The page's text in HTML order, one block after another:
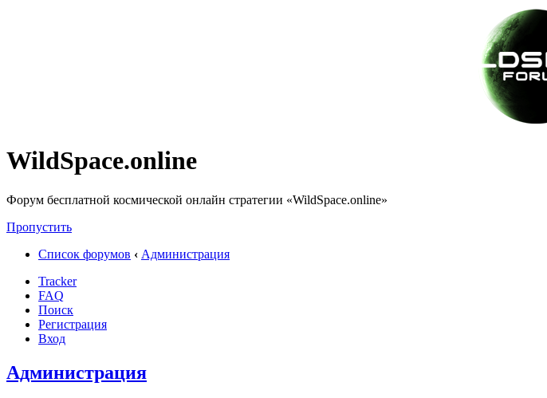
WildSpace.online
Форум бесплатной космической онлайн стратегии «WildSpace.online»
Пропустить
Список форумов ‹ Администрация
Tracker
FAQ
Поиск
Регистрация
Вход
Администрация